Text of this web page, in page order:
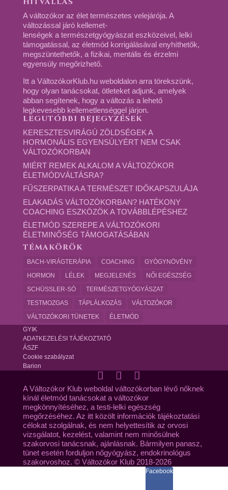
A változókor az élet természetes velejárója. A
változással járó kellemet-
lenségek a természetgyógyászat eszközeivel, lelki
támogatással, az életmód korrigálásával enyhíthetők,
megszüntethetők, a fizikai, mentális és érzelmi
egyensúly megőrizhető.
Itt a VáltozókorKlub.hu weboldalon arra törekszünk,
hogy olyan tanácsokat, ötleteket adjunk, amelyek
abban segítenek, hogy a változás a lehető
legkevesebb kellemetlenséggel járjon.
LEGUTÓBBI BEJEGYZÉSEK
KERESZTESVIRÁGÚ ZÖLDSÉGEK A
HORMONÁLIS EGYENSÚLYÉRT NEM CSAK
VÁLTOZÓKORBAN
MIÉRT REMEK ALKALOM A VÁLTOZÓKOR
ÉLETMÓDVÁLTÁSRA?
FŰSZERPATIKA A TERMÉSZET IDŐKAPSZULÁJA
ELAKADÁS VÁLTOZÓKORBAN? HATÉKONY
COACHING ESZKÖZÖK A TOVÁBBLÉPÉSHEZ
ÉLETMÓD SZEREPE A VÁLTOZÓKORI
ÉLETMINŐSÉG TÁMOGATÁSÁBAN
TÉMAKÖRÖK
BACH-VIRÁGTERÁPIA COACHING
GYÓGYNÖVÉNY
HORMON
LÉLEK MEGJELENÉS
NŐI EGÉSZSÉG
SCHÜSSLER-SÓ
TERMÉSZETGYÓGYÁSZAT
TESTMOZGAS
TÁPLÁLKOZÁS
VÁLTOZÓKOR
VÁLTOZÓKORI TÜNETEK
ÉLETMÓD
GYIK
ADATKEZELÉSI TÁJÉKOZTATÓ
ÁSZF
Cookie szabályzat
Barion
A Változókor Klub weboldal változókorban lévő nőknek
kínál életmód tanácsokat a változókor
megkönnyítéséhez, a testi-lelki egészség
megőrzéséhez. Az itt közölt információk tájékoztatási
célokat szolgálnak, és nem helyettesítik az orvosi
vizsgálatot, kezelést, valamint nem minősülnek
szakorvosi tanácsnak, ajánlásnak. Bármilyen panasz,
tünet esetén forduljon nőgyógyász, endokrinológus
szakorvoshoz. © Változókor Klub 2018-2026
Facebook